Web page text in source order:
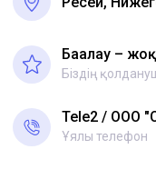
Бағалау – жоқ
Біздің
Tele2 ООО
Ұялы телефон